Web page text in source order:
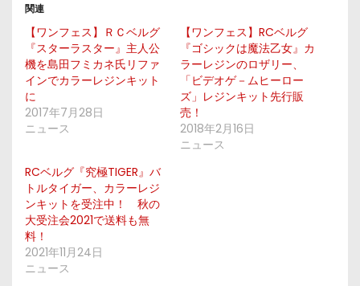
関連
【ワンフェス】ＲＣベルグ
『スターラスター』主人公
機を島田フミカネ氏リファ
インでカラーレジンキット
に
2017年7月28日
ニュース
【ワンフェス】RCベルグ
『ゴシックは魔法乙女』カ
ラーレジンのロザリー、
「ビデオゲ－ムヒーロー
ズ」レジンキット先行販
売！
2018年2月16日
ニュース
RCベルグ『究極TIGER』バ
トルタイガー、カラーレジ
ンキットを受注中！ 秋の
大受注会2021で送料も無
料！
2021年11月24日
ニュース